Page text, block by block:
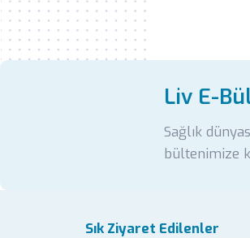
Liv E-
Sağlık
bültenimize
Sık Ziyaret Edilenler